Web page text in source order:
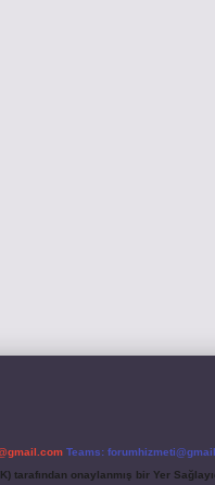
Teams:
tarafından onaylanmış bir Yer